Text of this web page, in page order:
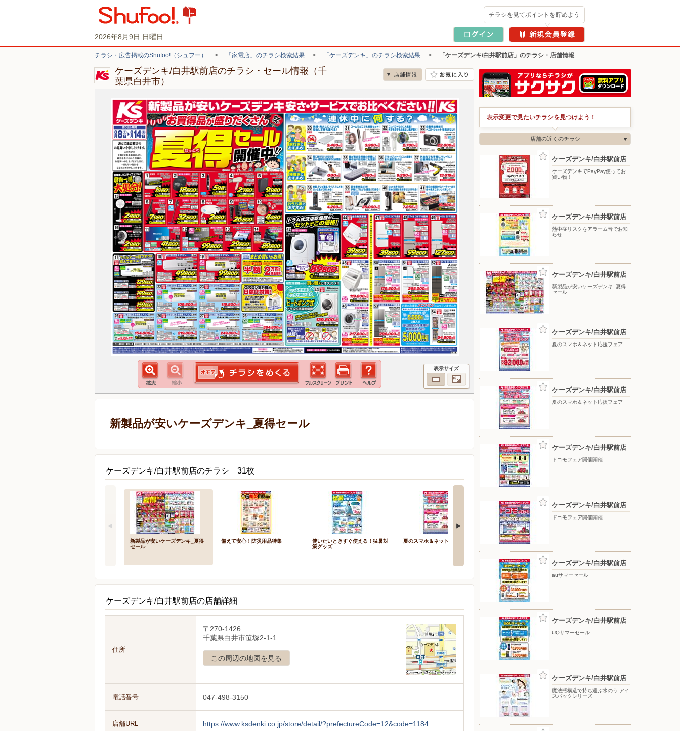
2026年8月9日 日曜日
チラシを見てポイントを貯めよう
チラシ・広告掲載のShufoo!（シュフー） > 「家電店」のチラシ検索結果 > 「ケーズデンキ」のチラシ検索結果 > 「ケーズデンキ/白井駅前店」のチラシ・店舗情報
ケーズデンキ/白井駅前店のチラシ・セール情報（千
葉県白井市）
表示サイズ
新製品が安いケーズデンキ_夏得セール
ケーズデンキ/白井駅前店のチラシ 31枚
新製品が安いケーズデンキ_夏得
セール
備えて安心！防災用品特集
使いたいときすぐ使える！猛暑対
策グッズ
夏のスマホ＆ネット応援フェア 夏のスマホ＆ネット応援フェア
ケーズデンキ/白井駅前店の店舗詳細
住所
〒270-1426
千葉県白井市笹塚2-1-1
この周辺の地図を見る
電話番号 047-498-3150
店舗URL https://www.ksdenki.co.jp/store/detail/?prefectureCode=12&code=1184
表示変更で見たいチラシを見つけよう！
店舗の近くのチラシ
ケーズデンキ/白井駅前店
ケーズデンキでPayPay使ってお
買い物！
ケーズデンキ/白井駅前店
熱中症リスクをアラーム音でお知
らせ
ケーズデンキ/白井駅前店
新製品が安いケーズデンキ_夏得
セール
ケーズデンキ/白井駅前店
夏のスマホ＆ネット応援フェア
ケーズデンキ/白井駅前店
夏のスマホ＆ネット応援フェア
ケーズデンキ/白井駅前店
ドコモフェア開催開催
ケーズデンキ/白井駅前店
ドコモフェア開催開催
ケーズデンキ/白井駅前店
auサマーセール
ケーズデンキ/白井駅前店
UQサマーセール
ケーズデンキ/白井駅前店
魔法瓶構造で持ち運ぶ氷のう アイ
スパックシリーズ